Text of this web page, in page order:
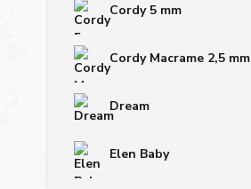
Cordy 5 mm
Cordy Macrame 2,5 mm
Dream
Elen Baby